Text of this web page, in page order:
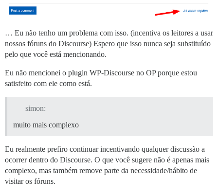
… Eu não tenho um problema com isso. (incentiva os leitores a usar
nossos fóruns do Discourse) Espero que isso nunca seja substituído
pelo que você está mencionando.
Eu não mencionei o plugin WP-Discourse no OP porque estou
satisfeito com ele como está.
simon:
muito mais complexo
Eu realmente prefiro continuar incentivando qualquer discussão a
ocorrer dentro do Discourse. O que você sugere não é apenas mais
complexo, mas também remove parte da necessidade/hábito de
visitar os fóruns.